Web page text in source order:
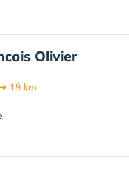
Olivier
19 km